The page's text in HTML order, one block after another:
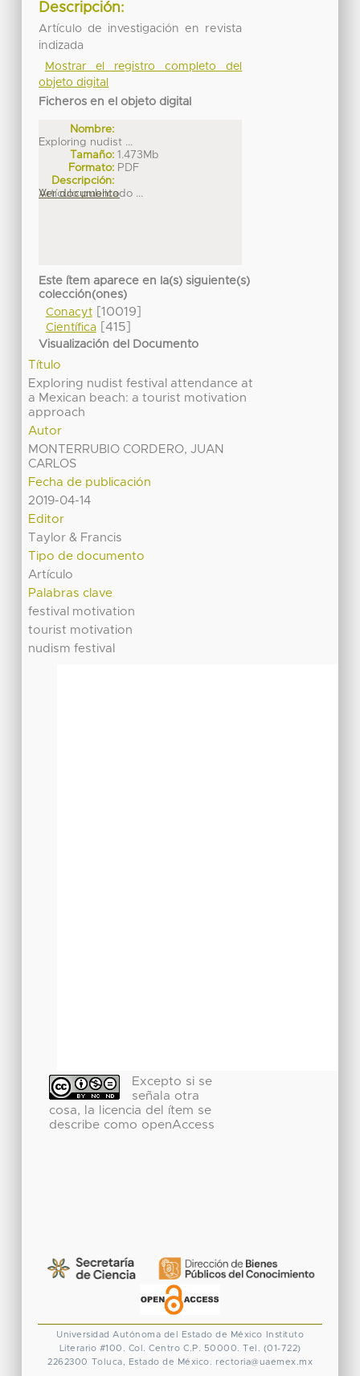
Descripción:
Artículo de investigación en revista
indizada
Mostrar el registro completo del
objeto digital
Ficheros en el objeto digital
Nombre:
Exploring nudist ...
Tamaño: 1.473Mb
Formato: PDF
Descripción:
Artículo publicado ...
Ver documento
Este ítem aparece en la(s) siguiente(s)
colección(ones)
Conacyt[10019]
Científica[415]
Visualización del Documento
Título
Exploring nudist festival attendance at
a Mexican beach: a tourist motivation
approach
Autor
MONTERRUBIO CORDERO, JUAN
CARLOS
Fecha de publicación
2019-04-14
Editor
Taylor & Francis
Tipo de documento
Artículo
Palabras clave
festival motivation
tourist motivation
nudism festival
Excepto si se
señala otra
cosa, la licencia del ítem se
describe como openAccess
Universidad Autónoma del Estado de México
Instituto
Literario #100. Col. Centro C.P. 50000. Tel. (01-722)
2262300 Toluca, Estado de México. rectoria@uaemex.mx